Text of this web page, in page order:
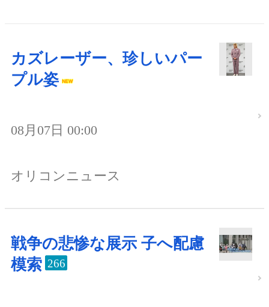
カズレーザー、珍しいパー
プル姿
08月07日 00:00
オリコンニュース
戦争の悲惨な展示 子へ配慮
模索 266